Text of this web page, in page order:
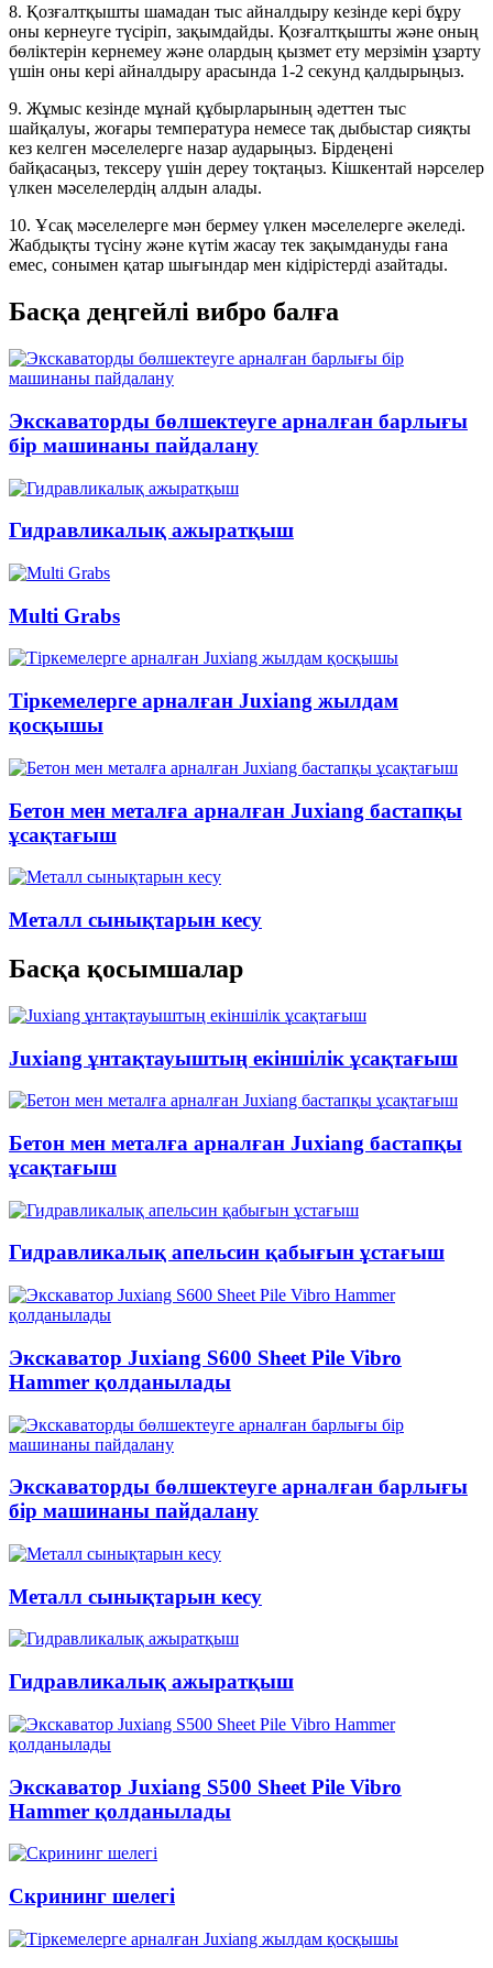
8. Қозғалтқышты шамадан тыс айналдыру кезінде кері бұру
оны кернеуге түсіріп, зақымдайды. Қозғалтқышты және оның
бөліктерін кернемеу және олардың қызмет ету мерзімін ұзарту
үшін оны кері айналдыру арасында 1-2 секунд қалдырыңыз.
9. Жұмыс кезінде мұнай құбырларының әдеттен тыс
шайқалуы, жоғары температура немесе тақ дыбыстар сияқты
кез келген мәселелерге назар аударыңыз. Бірдеңені
байқасаңыз, тексеру үшін дереу тоқтаңыз. Кішкентай нәрселер
үлкен мәселелердің алдын алады.
10. Ұсақ мәселелерге мән бермеу үлкен мәселелерге әкеледі.
Жабдықты түсіну және күтім жасау тек зақымдануды ғана
емес, сонымен қатар шығындар мен кідірістерді азайтады.
Басқа деңгейлі вибро балға
Экскаваторды бөлшектеуге арналған барлығы
бір машинаны пайдалану
Гидравликалық ажыратқыш
Multi Grabs
Тіркемелерге арналған Juxiang жылдам
қосқышы
Бетон мен металға арналған Juxiang бастапқы
ұсақтағыш
Металл сынықтарын кесу
Басқа қосымшалар
Juxiang ұнтақтауыштың екіншілік ұсақтағыш
Бетон мен металға арналған Juxiang бастапқы
ұсақтағыш
Гидравликалық апельсин қабығын ұстағыш
Экскаватор Juxiang S600 Sheet Pile Vibro
Hammer қолданылады
Экскаваторды бөлшектеуге арналған барлығы
бір машинаны пайдалану
Металл сынықтарын кесу
Гидравликалық ажыратқыш
Экскаватор Juxiang S500 Sheet Pile Vibro
Hammer қолданылады
Скрининг шелегі